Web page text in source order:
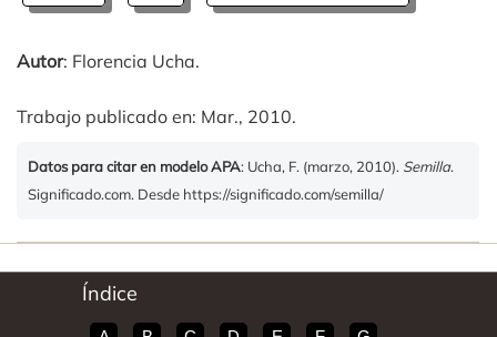
Autor: Florencia Ucha.
Trabajo publicado en: Mar., 2010.
Datos para citar en modelo APA: Ucha, F. (marzo, 2010). Semilla.
Significado.com. Desde https://significado.com/semilla/
Índice